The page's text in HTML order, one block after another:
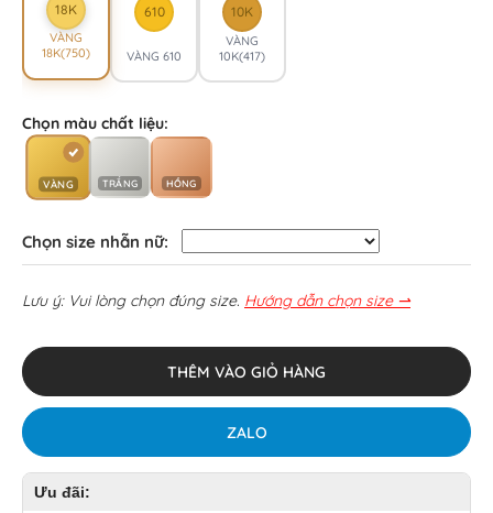
18K
VÀNG
18K(750)
610
VÀNG 610
10K
VÀNG
10K(417)
Chọn màu chất liệu:
VÀNG TRẮNG HỒNG
Chọn size nhẫn nữ:
Lưu ý: Vui lòng chọn đúng size. Hướng dẫn chọn size ⇀
THÊM VÀO GIỎ HÀNG
ZALO
Ưu đãi: